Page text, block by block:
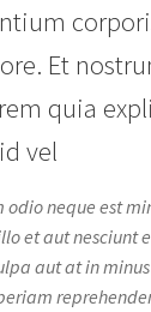
Et
quia
vel
odio neque est
et aut nesciunt
aut at in